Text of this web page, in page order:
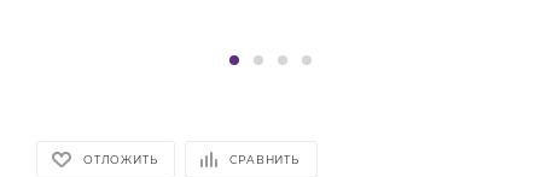
ОТЛОЖИТЬ СРАВНИТЬ